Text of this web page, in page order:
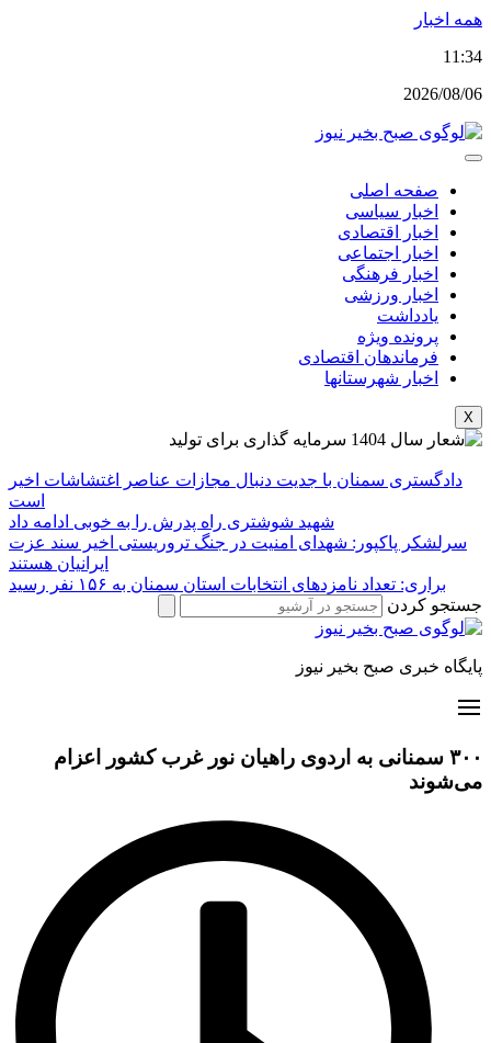
پرش
محتوا
همه اخبار
11:34
2026/08/06
صفحه اصلی
اخبار سیاسی
اخبار اقتصادی
اخبار اجتماعی
اخبار فرهنگی
اخبار ورزشی
یادداشت
پرونده ویژه
فرماندهان اقتصادی
اخبار شهرستانها
X
دادگستری سمنان با جدیت دنبال مجازات عناصر اغتشاشات اخیر
است
شهید شوشتری راه پدرش را به خوبی ادامه داد
سرلشکر پاکپور: شهدای امنیت در جنگ تروریستی اخیر سند عزت
ایرانیان هستند
براری: تعداد نامزدهای انتخابات استان سمنان به ۱۵۶ نفر رسید
جستجو کردن
پایگاه خبری صبح بخیر نیوز
۳۰۰ سمنانی به اردوی راهیان نور غرب کشور اعزام
می‌شوند